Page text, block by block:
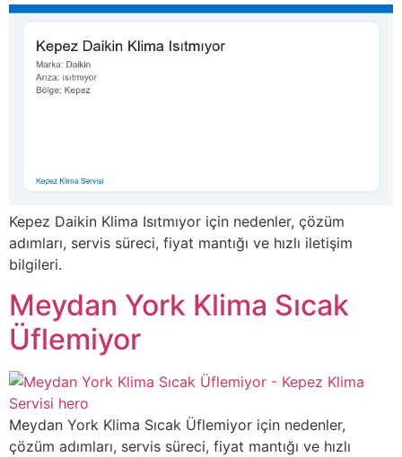
Kepez Daikin Klima Isıtmıyor için nedenler, çözüm
adımları, servis süreci, fiyat mantığı ve hızlı iletişim
bilgileri.
Meydan York Klima Sıcak
Üflemiyor
Meydan York Klima Sıcak Üflemiyor için nedenler,
çözüm adımları, servis süreci, fiyat mantığı ve hızlı